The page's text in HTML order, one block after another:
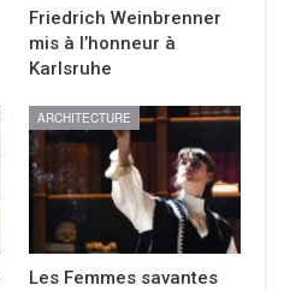
Friedrich Weinbrenner
mis à l’honneur à
Karlsruhe
ARCHITECTURE
Les Femmes savantes